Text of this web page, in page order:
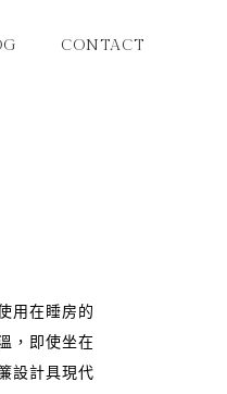
CONTACT
用在睡房的
，即使坐在
設計具現代